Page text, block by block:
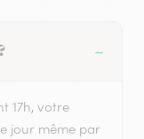
17h, votre
jour même par